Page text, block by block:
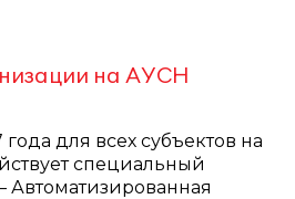
на АУСН
для всех субъектов на
специальный